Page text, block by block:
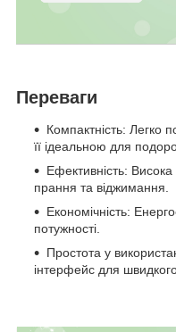
Переваги
Компактність: Легко
її ідеальною для
Ефективність: Висока
прання та віджимання.
Економічність:
потужності.
Простота у
інтерфейс для